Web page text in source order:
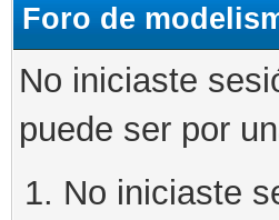
Foro de
No iniciaste
puede ser por
No iniciaste